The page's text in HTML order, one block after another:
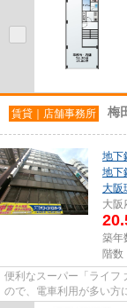
賃貸｜店舗事務所 梅
地下
地下
大阪
大阪
築年
階数
便利なスーパー「ライフ
ので、電車利用が多い方